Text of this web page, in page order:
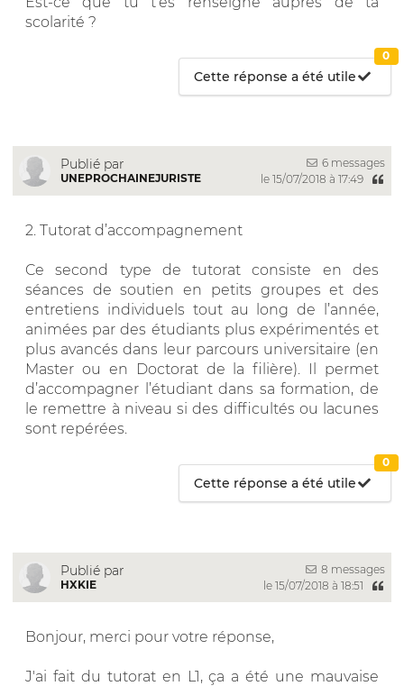
scolarité ?
Cette réponse a été utile
0
Publié par
UNEPROCHAINEJURISTE
6 messages
le 15/07/2018 à 17:49
2. Tutorat d’accompagnement
Ce second type de tutorat consiste en des
séances de soutien en petits groupes et des
entretiens individuels tout au long de l’année,
animées par des étudiants plus expérimentés et
plus avancés dans leur parcours universitaire (en
Master ou en Doctorat de la filière). Il permet
d’accompagner l’étudiant dans sa formation, de
le remettre à niveau si des difficultés ou lacunes
sont repérées.
Cette réponse a été utile
0
Publié par
HXKIE
8 messages
le 15/07/2018 à 18:51
Bonjour, merci pour votre réponse,
J'ai fait du tutorat en L1, ça a été une mauvaise